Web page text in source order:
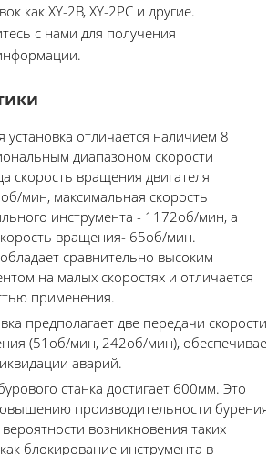
как XY-2B, XY-2PC и другие.
с нами для получения
установка отличается наличием 8
диапазоном скорости
скорость вращения двигателя
мин, максимальная скорость
инструмента - 1172об/мин, а
вращения- 65об/мин.
сравнительно высоким
на малых скоростях и отличается
применения.
предполагает две передачи скорости
(51об/мин, 242об/мин), обеспечивает
аварий.
станка достигает 600мм. Это
производительности бурения
возникновения таких
блокирование инструмента в